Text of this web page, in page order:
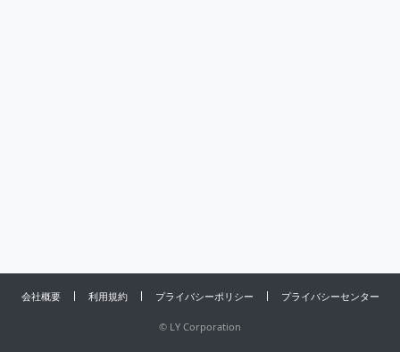
会社概要 利用規約 プライバシーポリシー プライバシーセンター
© LY Corporation